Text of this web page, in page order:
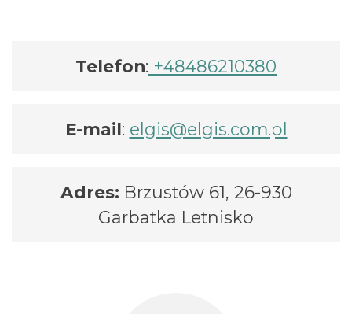
Telefon: +48486210380
E-mail: elgis@elgis.com.pl
Adres: Brzustów 61, 26-930
Garbatka Letnisko